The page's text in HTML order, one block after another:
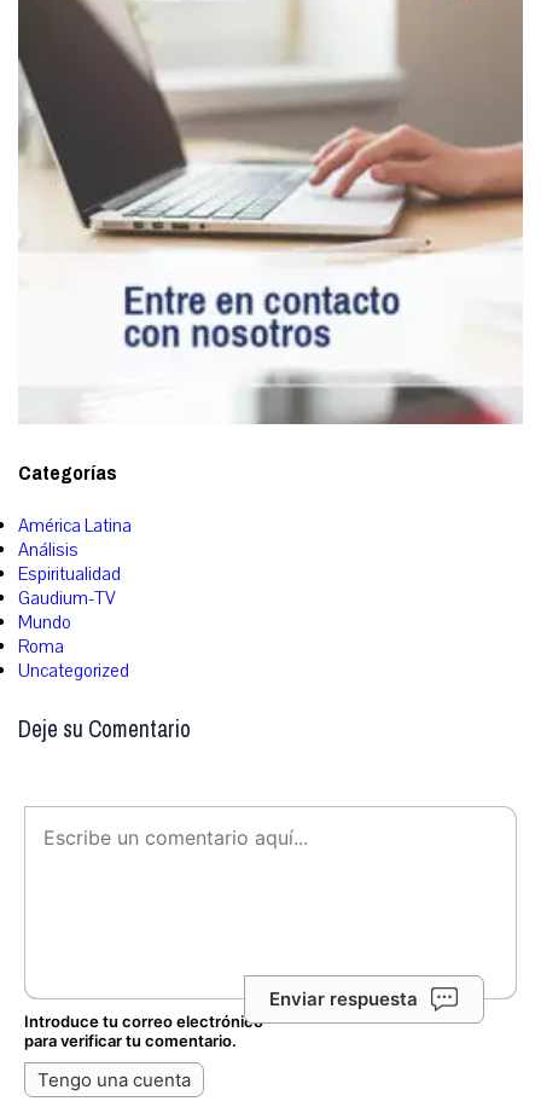
Categorías
América Latina
Análisis
Espiritualidad
Gaudium-TV
Mundo
Roma
Uncategorized
Deje su Comentario
Enviar respuesta
Introduce tu correo electrónico
para verificar tu comentario.
Tengo una cuenta